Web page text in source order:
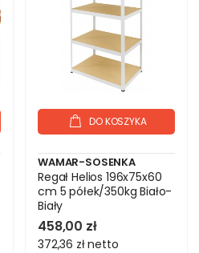
DO KOSZYKA
WAMAR-SOSENKA
Regał Helios 196x75x60
cm 5 półek/350kg Biało-
Biały
458,00 zł
372,36 złnetto